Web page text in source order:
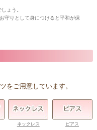
ょう。
守りとして身につけると平和が保
をご用意しています。
ネックレス ピアス